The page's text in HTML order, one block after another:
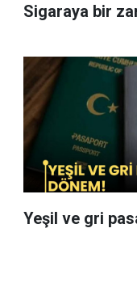
Sigaraya bir
Yeşil ve gri